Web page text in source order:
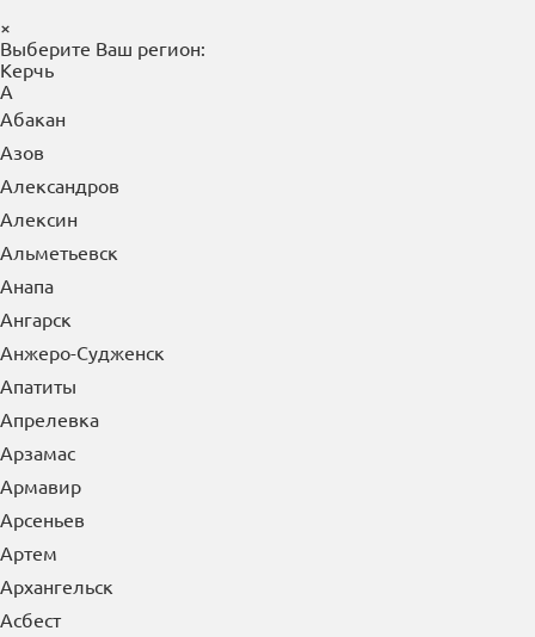
×
Выберите Ваш регион:
Керчь
А
Абакан
Азов
Александров
Алексин
Альметьевск
Анапа
Ангарск
Анжеро-Судженск
Апатиты
Апрелевка
Арзамас
Армавир
Арсеньев
Артем
Архангельск
Асбест